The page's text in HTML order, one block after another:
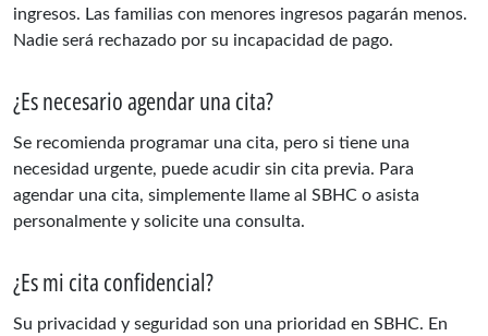
ingresos. Las familias con menores ingresos pagarán menos.
Nadie será rechazado por su incapacidad de pago.
¿Es necesario agendar una cita?
Se recomienda programar una cita, pero si tiene una
necesidad urgente, puede acudir sin cita previa. Para
agendar una cita, simplemente llame al SBHC o asista
personalmente y solicite una consulta.
¿Es mi cita confidencial?
Su privacidad y seguridad son una prioridad en SBHC. En